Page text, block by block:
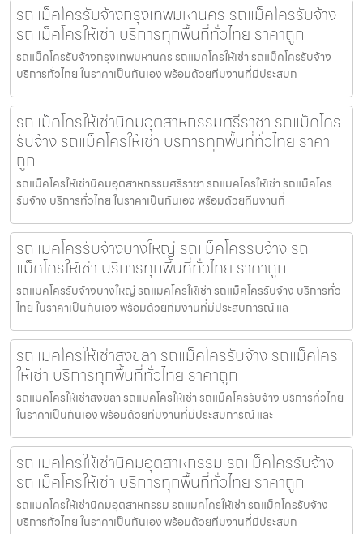
รถแม็คโครรับจ้างกรุงเทพมหานคร รถแม็คโครรับจ้าง
รถแม็คโครให้เช่า บริการทุกพื้นที่ทั่วไทย ราคาถูก
รถแม็คโครรับจ้างกรุงเทพมหานคร รถแมคโครให้เช่า รถแม็คโครรับจ้าง
บริการทั่วไทย ในราคาเป็นกันเอง พร้อมด้วยทีมงานที่มีประสบก
รถแม็คโครให้เช่านิคมอุตสาหกรรมศรีราชา รถแม็คโคร
รับจ้าง รถแม็คโครให้เช่า บริการทุกพื้นที่ทั่วไทย ราคา
ถูก
รถแม็คโครให้เช่านิคมอุตสาหกรรมศรีราชา รถแมคโครให้เช่า รถแม็คโคร
รับจ้าง บริการทั่วไทย ในราคาเป็นกันเอง พร้อมด้วยทีมงานที่
รถแมคโครรับจ้างบางใหญ่ รถแม็คโครรับจ้าง รถ
แม็คโครให้เช่า บริการทุกพื้นที่ทั่วไทย ราคาถูก
รถแมคโครรับจ้างบางใหญ่ รถแมคโครให้เช่า รถแม็คโครรับจ้าง บริการทั่ว
ไทย ในราคาเป็นกันเอง พร้อมด้วยทีมงานที่มีประสบการณ์ แล
รถแมคโครให้เช่าสงขลา รถแม็คโครรับจ้าง รถแม็คโคร
ให้เช่า บริการทุกพื้นที่ทั่วไทย ราคาถูก
รถแมคโครให้เช่าสงขลา รถแมคโครให้เช่า รถแม็คโครรับจ้าง บริการทั่วไทย
ในราคาเป็นกันเอง พร้อมด้วยทีมงานที่มีประสบการณ์ และ
รถแมคโครให้เช่านิคมอุตสาหกรรม รถแม็คโครรับจ้าง
รถแม็คโครให้เช่า บริการทุกพื้นที่ทั่วไทย ราคาถูก
รถแมคโครให้เช่านิคมอุตสาหกรรม รถแมคโครให้เช่า รถแม็คโครรับจ้าง
บริการทั่วไทย ในราคาเป็นกันเอง พร้อมด้วยทีมงานที่มีประสบก